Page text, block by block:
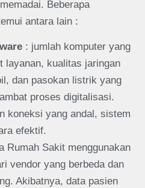
Beberapa
antara lain :
: jumlah komputer yang
layanan, kualitas jaringan
dan pasokan listrik yang
proses digitalisasi.
koneksi yang andal, sistem
efektif.
Rumah Sakit menggunakan
vendor yang berbeda dan
Akibatnya, data pasien